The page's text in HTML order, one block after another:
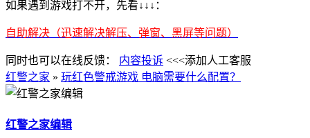
如果遇到游戏打不开，先看↓↓↓：
自助解决（迅速解决解压、弹窗、黑屏等问题）
同时也可以在线反馈： 内容投诉 <<<添加人工客服
红警之家 » 玩红色警戒游戏 电脑需要什么配置？
红警之家编辑